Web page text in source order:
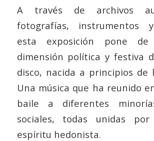
A través de archivos
fotografías, instrumentos
esta exposición pone
dimensión política y festiva
disco, nacida a principios de
Una música que ha reunido
baile a diferentes
sociales, todas unidas
espíritu hedonista.